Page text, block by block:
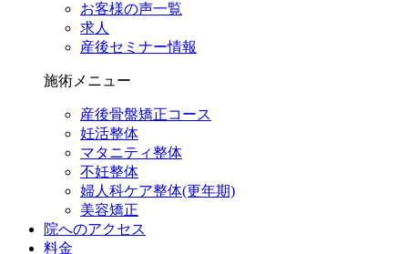
お客様の声一覧
求人
産後セミナー情報
施術メニュー
産後骨盤矯正コース
妊活整体
マタニティ整体
不妊整体
婦人科ケア整体(更年期)
美容矯正
院へのアクセス
料金